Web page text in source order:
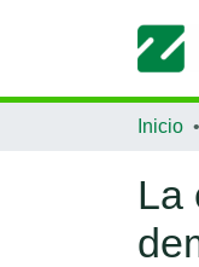
Inicio
La